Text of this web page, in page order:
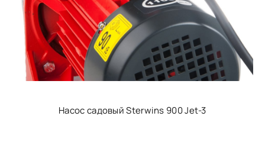
Насос садовый Sterwins 900 Jet-3